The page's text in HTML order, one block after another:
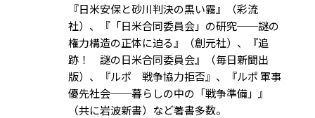
『日米安保と砂川判決の黒い霧』（彩流
社）、『「日米合同委員会」の研究──謎の
権力構造の正体に迫る』（創元社）、『追
跡！ 謎の日米合同委員会』（毎日新聞出
版）、『ルポ 戦争協力拒否』、『ルポ 軍事
優先社会──暮らしの中の「戦争準備」』
（共に岩波新書）など著書多数。